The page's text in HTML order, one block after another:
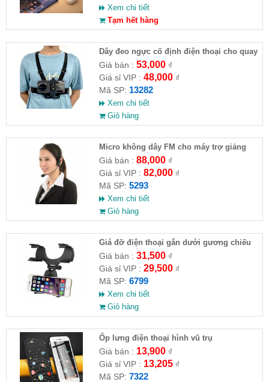
Xem chi tiết
Tạm hết hàng
Dây đeo ngực cố định điện thoại cho quay
video hành trình
Giá bán : 53,000₫
Giá sỉ VIP : 48,000₫
Mã SP: 13282
Xem chi tiết
Giỏ hàng
Micro không dây FM cho máy trợ giảng
Giá bán : 88,000₫
Giá sỉ VIP : 82,000₫
Mã SP: 5293
Xem chi tiết
Giỏ hàng
Giá đỡ điện thoại gắn dưới gương chiếu
hậu xe hơi
Giá bán : 31,500₫
Giá sỉ VIP : 29,500₫
Mã SP: 6799
Xem chi tiết
Giỏ hàng
Ốp lưng điện thoại hình vũ trụ
Giá bán : 13,900₫
Giá sỉ VIP : 13,205₫
Mã SP: 7322